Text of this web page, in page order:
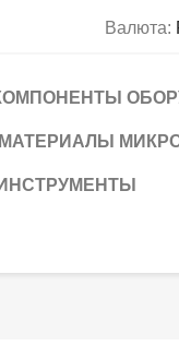
Валюта:
МАТЕРИАЛЫ
ИНСТРУМЕНТЫ